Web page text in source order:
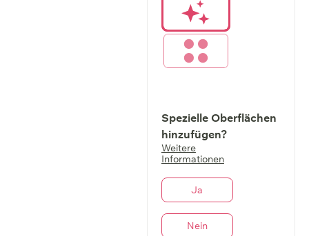
Spezielle Oberflächen
hinzufügen?
Weitere
Informationen
Ja
Nein